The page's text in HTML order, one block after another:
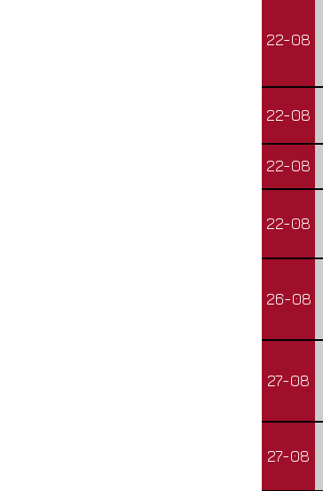
22-08
22-08
22-08
22-08
26-08
27-08
27-08